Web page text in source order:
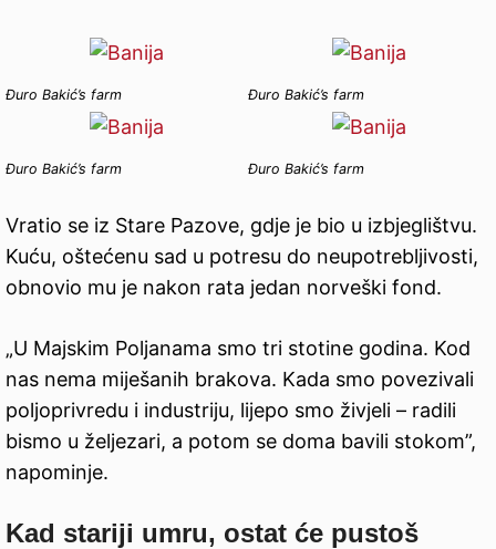
Đuro Bakić’s farm Đuro Bakić’s farm
Đuro Bakić’s farm Đuro Bakić’s farm
Vratio se iz Stare Pazove, gdje je bio u izbjeglištvu.
Kuću, oštećenu sad u potresu do neupotrebljivosti,
obnovio mu je nakon rata jedan norveški fond.
„U Majskim Poljanama smo tri stotine godina. Kod
nas nema miješanih brakova. Kada smo povezivali
poljoprivredu i industriju, lijepo smo živjeli – radili
bismo u željezari, a potom se doma bavili stokom”,
napominje.
Kad stariji umru, ostat će pustoš